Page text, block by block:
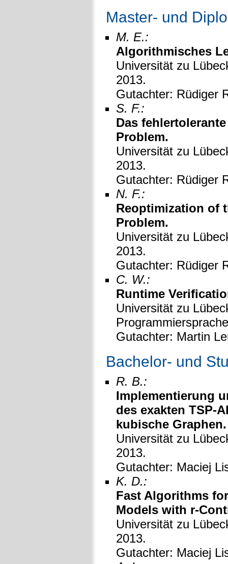
Master- und
M. E.:
Algorithmisches
Universität zu
2013.
Gutachter: Rüdiger
S. F.:
Das
Problem.
Universität zu
2013.
Gutachter: Rüdiger
N. F.:
Reoptimization of
Problem.
Universität zu
2013.
Gutachter: Rüdiger
C. W.:
Runtime
Universität zu
Gutachter: Martin
Bachelor- und
R. B.:
Implementierung
des exakten TSP-
kubische Graphen.
Universität zu
2013.
Gutachter: Maciej
K. D.:
Fast Algorithms
Models with r-
Universität zu
2013.
Gutachter: Maciej